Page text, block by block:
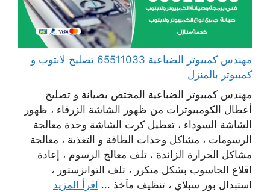
مهندس كمبيوتر الضباعية 65511033 تصليح لابتوب و
كمبيوتر بالمنزل
مهندس كمبيوتر الضباعية المختص بصيانة و تصليح
أعطال الكومبيوترات من ظهور الشاشة الزرقاء ، ظهور
الشاشة السوداء ، تعطيل كرت الشاشة وحدة معالجة
الرسومات ، مشاكل وحدات الطاقة و التغذية ، معالجة
مشاكل الحرارة الزائدة ، تلف معالج الرسوم ، إعادة
اقلاع الحاسوب بشكل متكرر ، تلف التوانزستور ،
استبدال بور سبلاي ، تنظيف مآخذ ... اقرأ المزيد